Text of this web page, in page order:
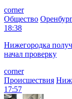
corner
Общество
18:38
Нижегородка
начал проверку
corner
Происшествия
17:57